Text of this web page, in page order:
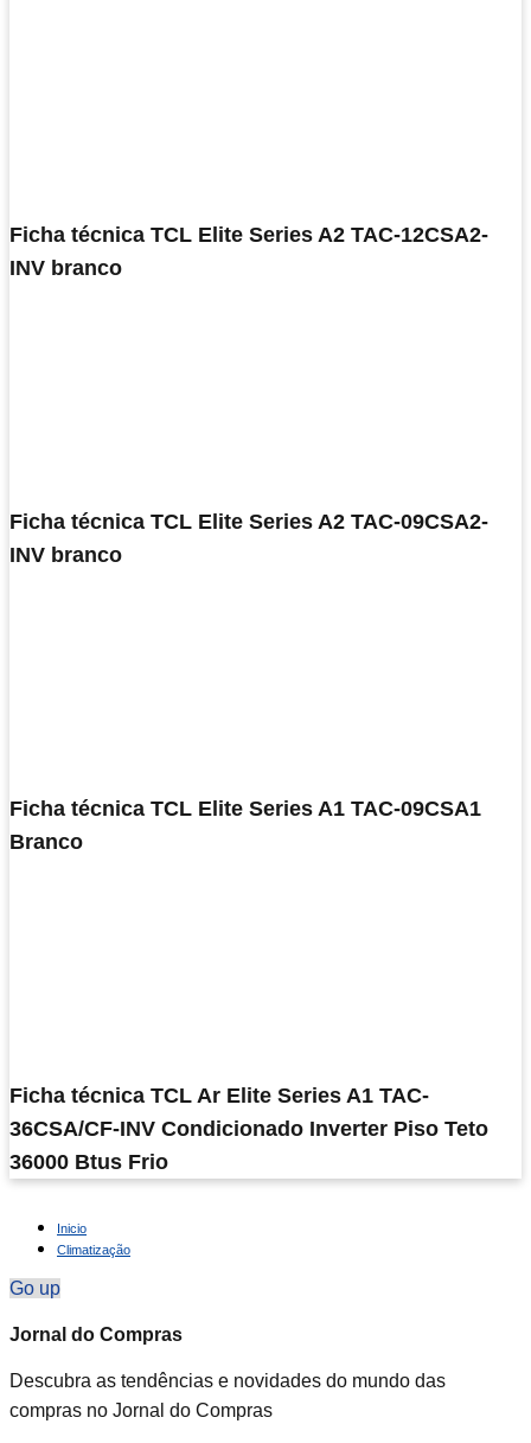
Ficha técnica TCL Elite Series A2 TAC-12CSA2-
INV branco
Ficha técnica TCL Elite Series A2 TAC-09CSA2-
INV branco
Ficha técnica TCL Elite Series A1 TAC-09CSA1
Branco
Ficha técnica TCL Ar Elite Series A1 TAC-
36CSA/CF-INV Condicionado Inverter Piso Teto
36000 Btus Frio
Inicio
Climatização
Go up
Jornal do Compras
Descubra as tendências e novidades do mundo das
compras no Jornal do Compras